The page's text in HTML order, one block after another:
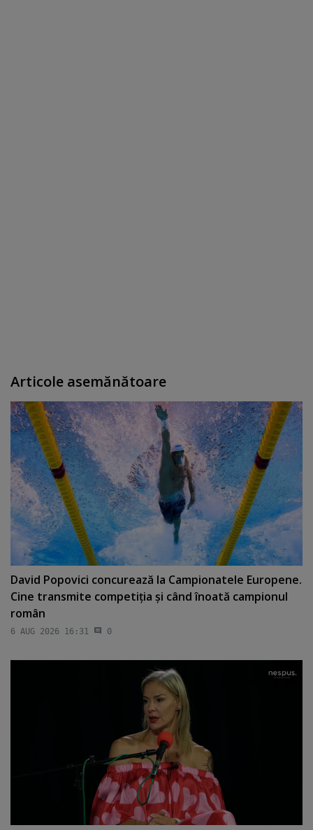
Articole asemănătoare
David Popovici concurează la Campionatele Europene.
Cine transmite competiţia şi când înoată campionul
român
6 AUG 2026 16:31 0